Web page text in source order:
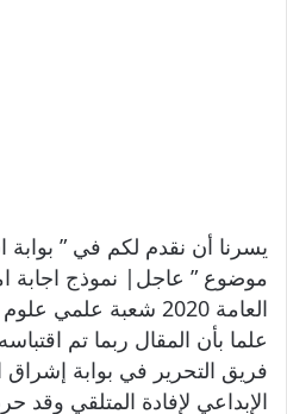
يسرنا أن نقدم لكم في ”
موضوع ” عاجل| نموذج اجابة
العامة 2020 شعبة علمي علوم وامتحان متوسط ”
علما بأن المقال ربما تم
فريق التحرير في بوابة
الإبداعي لإفادة المتلقي وقد